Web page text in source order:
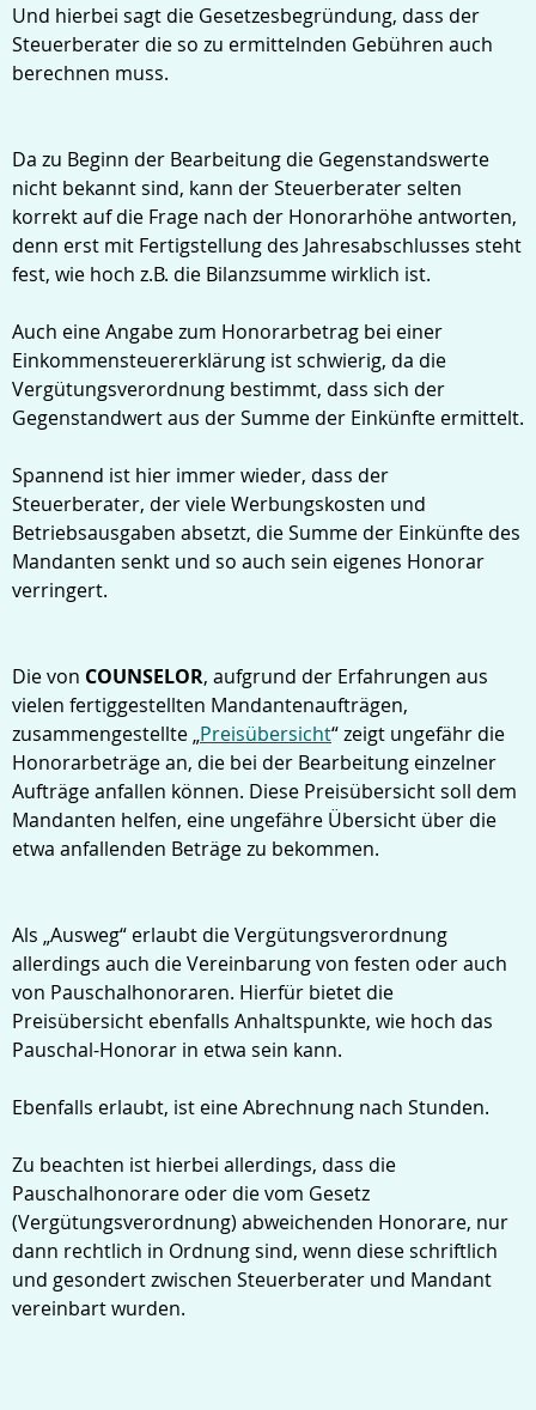
Und hierbei sagt die Gesetzesbegründung, dass der
Steuerberater die so zu ermittelnden Gebühren auch
berechnen muss.
Da zu Beginn der Bearbeitung die Gegenstandswerte
nicht bekannt sind, kann der Steuerberater selten
korrekt auf die Frage nach der Honorarhöhe antworten,
denn erst mit Fertigstellung des Jahresabschlusses steht
fest, wie hoch z.B. die Bilanzsumme wirklich ist.
Auch eine Angabe zum Honorarbetrag bei einer
Einkommensteuererklärung ist schwierig, da die
Vergütungsverordnung bestimmt, dass sich der
Gegenstandwert aus der Summe der Einkünfte ermittelt.
Spannend ist hier immer wieder, dass der
Steuerberater, der viele Werbungskosten und
Betriebsausgaben absetzt, die Summe der Einkünfte des
Mandanten senkt und so auch sein eigenes Honorar
verringert.
Die von COUNSELOR, aufgrund der Erfahrungen aus
vielen fertiggestellten Mandantenaufträgen,
zusammengestellte „Preisübersicht“ zeigt ungefähr die
Honorarbeträge an, die bei der Bearbeitung einzelner
Aufträge anfallen können. Diese Preisübersicht soll dem
Mandanten helfen, eine ungefähre Übersicht über die
etwa anfallenden Beträge zu bekommen.
Als „Ausweg“ erlaubt die Vergütungsverordnung
allerdings auch die Vereinbarung von festen oder auch
von Pauschalhonoraren. Hierfür bietet die
Preisübersicht ebenfalls Anhaltspunkte, wie hoch das
Pauschal-Honorar in etwa sein kann.
Ebenfalls erlaubt, ist eine Abrechnung nach Stunden.
Zu beachten ist hierbei allerdings, dass die
Pauschalhonorare oder die vom Gesetz
(Vergütungsverordnung) abweichenden Honorare, nur
dann rechtlich in Ordnung sind, wenn diese schriftlich
und gesondert zwischen Steuerberater und Mandant
vereinbart wurden.